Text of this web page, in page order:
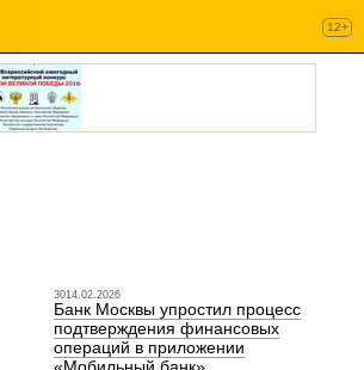
12+
3014.02.2026
Банк Москвы упростил процесс
подтверждения финансовых
операций в приложении